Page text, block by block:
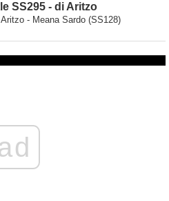
SS295 - di Aritzo
- Meana Sardo (SS128)